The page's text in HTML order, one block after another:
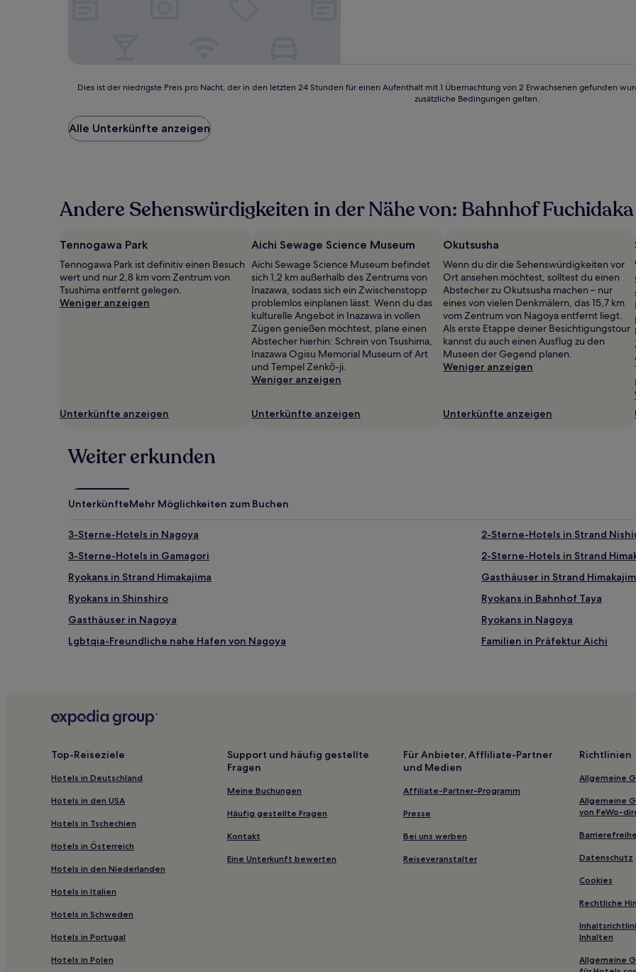
Dies
der
niedrigste
Preis
den
letzten
für
Aufenthalt
mit
1 Übernachtung
von
ändern.
zusätzliche
Dies ist der niedrigste Preis pro Nacht, der in den letzten 24 Stunden für einen Aufenthalt mit 1 Übernachtung von 2 Erwachsenen gefunden
zusätzliche Bedingungen gelten.
Alle Unterkünfte anzeigen
Andere Sehenswürdigkeiten in der Nähe von: Bahnhof Fuchidaka
Tennogawa Park
Tennogawa Park ist definitiv einen Besuch
wert und nur 2,8 km vom Zentrum von
Tsushima entfernt gelegen.
Weniger anzeigen
Unterkünfte anzeigen
Aichi Sewage Science Museum
Aichi Sewage Science Museum befindet
sich 1,2 km außerhalb des Zentrums von
Inazawa, sodass sich ein Zwischenstopp
problemlos einplanen lässt. Wenn du das
kulturelle Angebot in Inazawa in vollen
Zügen genießen möchtest, plane einen
Abstecher hierhin: Schrein von Tsushima,
Inazawa Ogisu Memorial Museum of Art
und Tempel Zenkō-ji.
Weniger anzeigen
Unterkünfte anzeigen
Okutsusha
Wenn du dir die Sehenswürdigkeiten vor
Ort ansehen möchtest, solltest du einen
Abstecher zu Okutsusha machen – nur
eines von vielen Denkmälern, das 15,7 km
vom Zentrum von Nagoya entfernt liegt.
Als erste Etappe deiner Besichtigungstour
kannst du auch einen Ausflug zu den
Museen der Gegend planen.
Weniger anzeigen
Unterkünfte anzeigen
Weiter erkunden
UnterkünfteMehr Möglichkeiten zum Buchen
3-Sterne-Hotels in Nagoya
2-Sterne-Hotels in Strand
3-Sterne-Hotels in Gamagori
2-Sterne-Hotels in Strand
Ryokans in Strand Himakajima
Gasthäuser in Strand
Ryokans in Shinshiro
Ryokans in Bahnhof Taya
Gasthäuser in Nagoya
Ryokans in Nagoya
Lgbtqia-Freundliche nahe Hafen von Nagoya
Familien in Präfektur Aichi
Günstige in Toyohashi
Hotels nahe
Hotels nahe Airport Walk Nagoya
Hotels nahe Nagoya Minato
Aichi-Gun: Hotels
Murakumochō: Hotels
Hotels nahe Sky Promenade
Hotels nahe Station Nakamura Nisseki
Sasashimacho: Hotels
Hotels nahe Bahnhof Nagoya Sakura
Hotels nahe Station Yabachō
Hotels nahe Bahnhof Nagoya
Top-Reiseziele
Hotels in Deutschland
Hotels in den USA
Hotels in Tschechien
Hotels in Österreich
Hotels in den Niederlanden
Hotels in Italien
Hotels in Schweden
Hotels in Portugal
Hotels in Polen
Support und häufig gestellte
Fragen
Meine Buchungen
Häufig gestellte Fragen
Kontakt
Eine Unterkunft bewerten
Für Anbieter, Affliliate-Partner
und Medien
Affiliate-Partner-Programm
Presse
Bei uns werben
Reiseveranstalter
Richtlinien
Allgemeine
Allgemeine
von FeWo-
Datenschutz
Cookies
Rechtliche
Inhalten
Allgemeine